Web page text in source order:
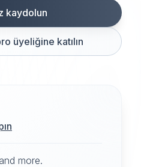
kaydolun
üyeliğine katılın
more.